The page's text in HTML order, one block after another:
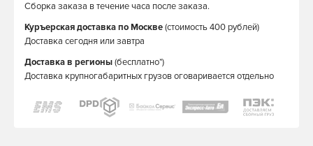
Сборка заказа в течение часа после заказа.
Куръерская доставка по Москве(стоимость 400 рублей)
Доставка сегодня или завтра
Доставка в регионы(бесплатно*)
Доставка крупногабаритных грузов оговаривается отдельно